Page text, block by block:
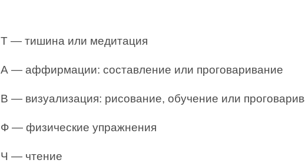
Т — тишина или медитация
А — аффирмации: составление или проговаривание
В — визуализация: рисование, обучение или
Ф — физические упражнения
Ч — чтение